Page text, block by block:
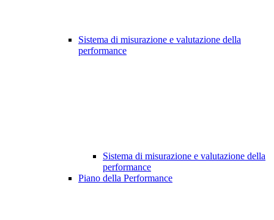
Sistema di misurazione e valutazione della
performance
Sistema di misurazione e valutazione della
performance
Piano della Performance